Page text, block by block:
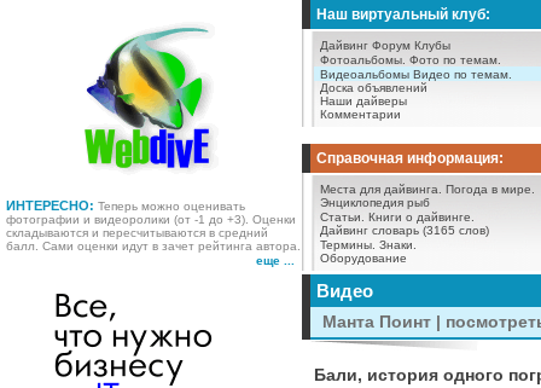
ИНТЕРЕСНО: Теперь можно оценивать
фотографии и видеоролики (от -1 до +3). Оценки
складываются и пересчитываются в средний
балл. Сами оценки идут в зачет рейтинга автора.
еще ...
Наш виртуальный клуб:
Дайвинг Форум Клубы
Фотоальбомы. Фото по темам.
Видеоальбомы Видео по темам.
Доска объявлений
Наши дайверы
Комментарии
Справочная информация:
Места для дайвинга.
Погода в мире.
Энциклопедия рыб
Статьи.
Книги о дайвинге.
Дайвинг словарь (3165 слов)
Термины. Знаки.
Оборудование
Видео
Манта Поинт |
Бали, история одного